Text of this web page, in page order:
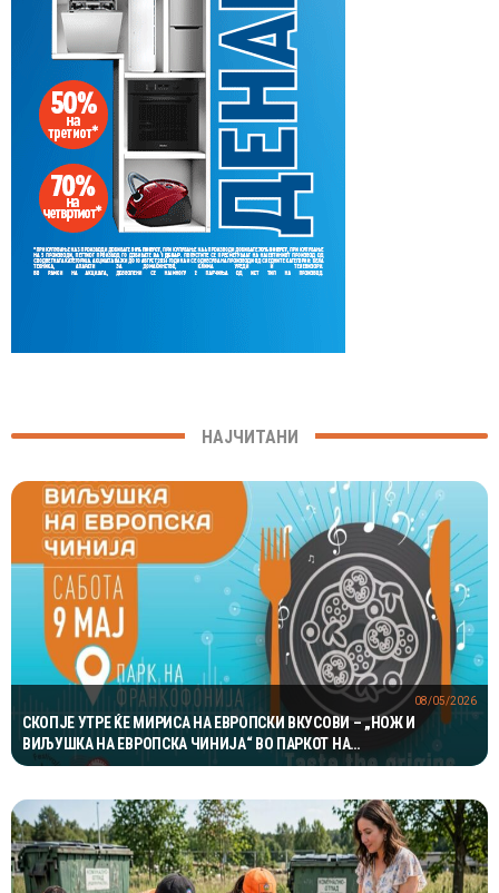
НАЈЧИТАНИ
СКОПЈЕ УТРЕ ЌЕ МИРИСА НА ЕВРОПСКИ ВКУСОВИ – „НОЖ И
ВИЉУШКА НА ЕВРОПСКА ЧИНИЈА“ ВО ПАРКОТ НА
ФРАНКОФОНИЈАТА
08/05/2026